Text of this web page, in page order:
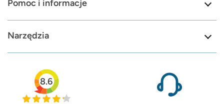
Pomoc i informacje
Narzędzia
8.6